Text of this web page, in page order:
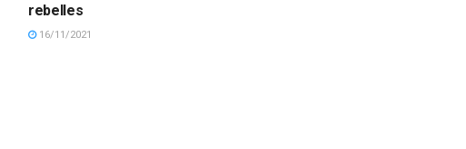
rebelles
16/11/2021